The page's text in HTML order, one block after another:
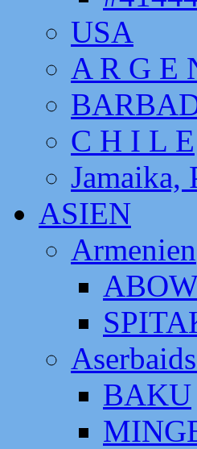
USA
A R G E
C H I L E
Jamaika,
ASIEN
Armenien
BAKU